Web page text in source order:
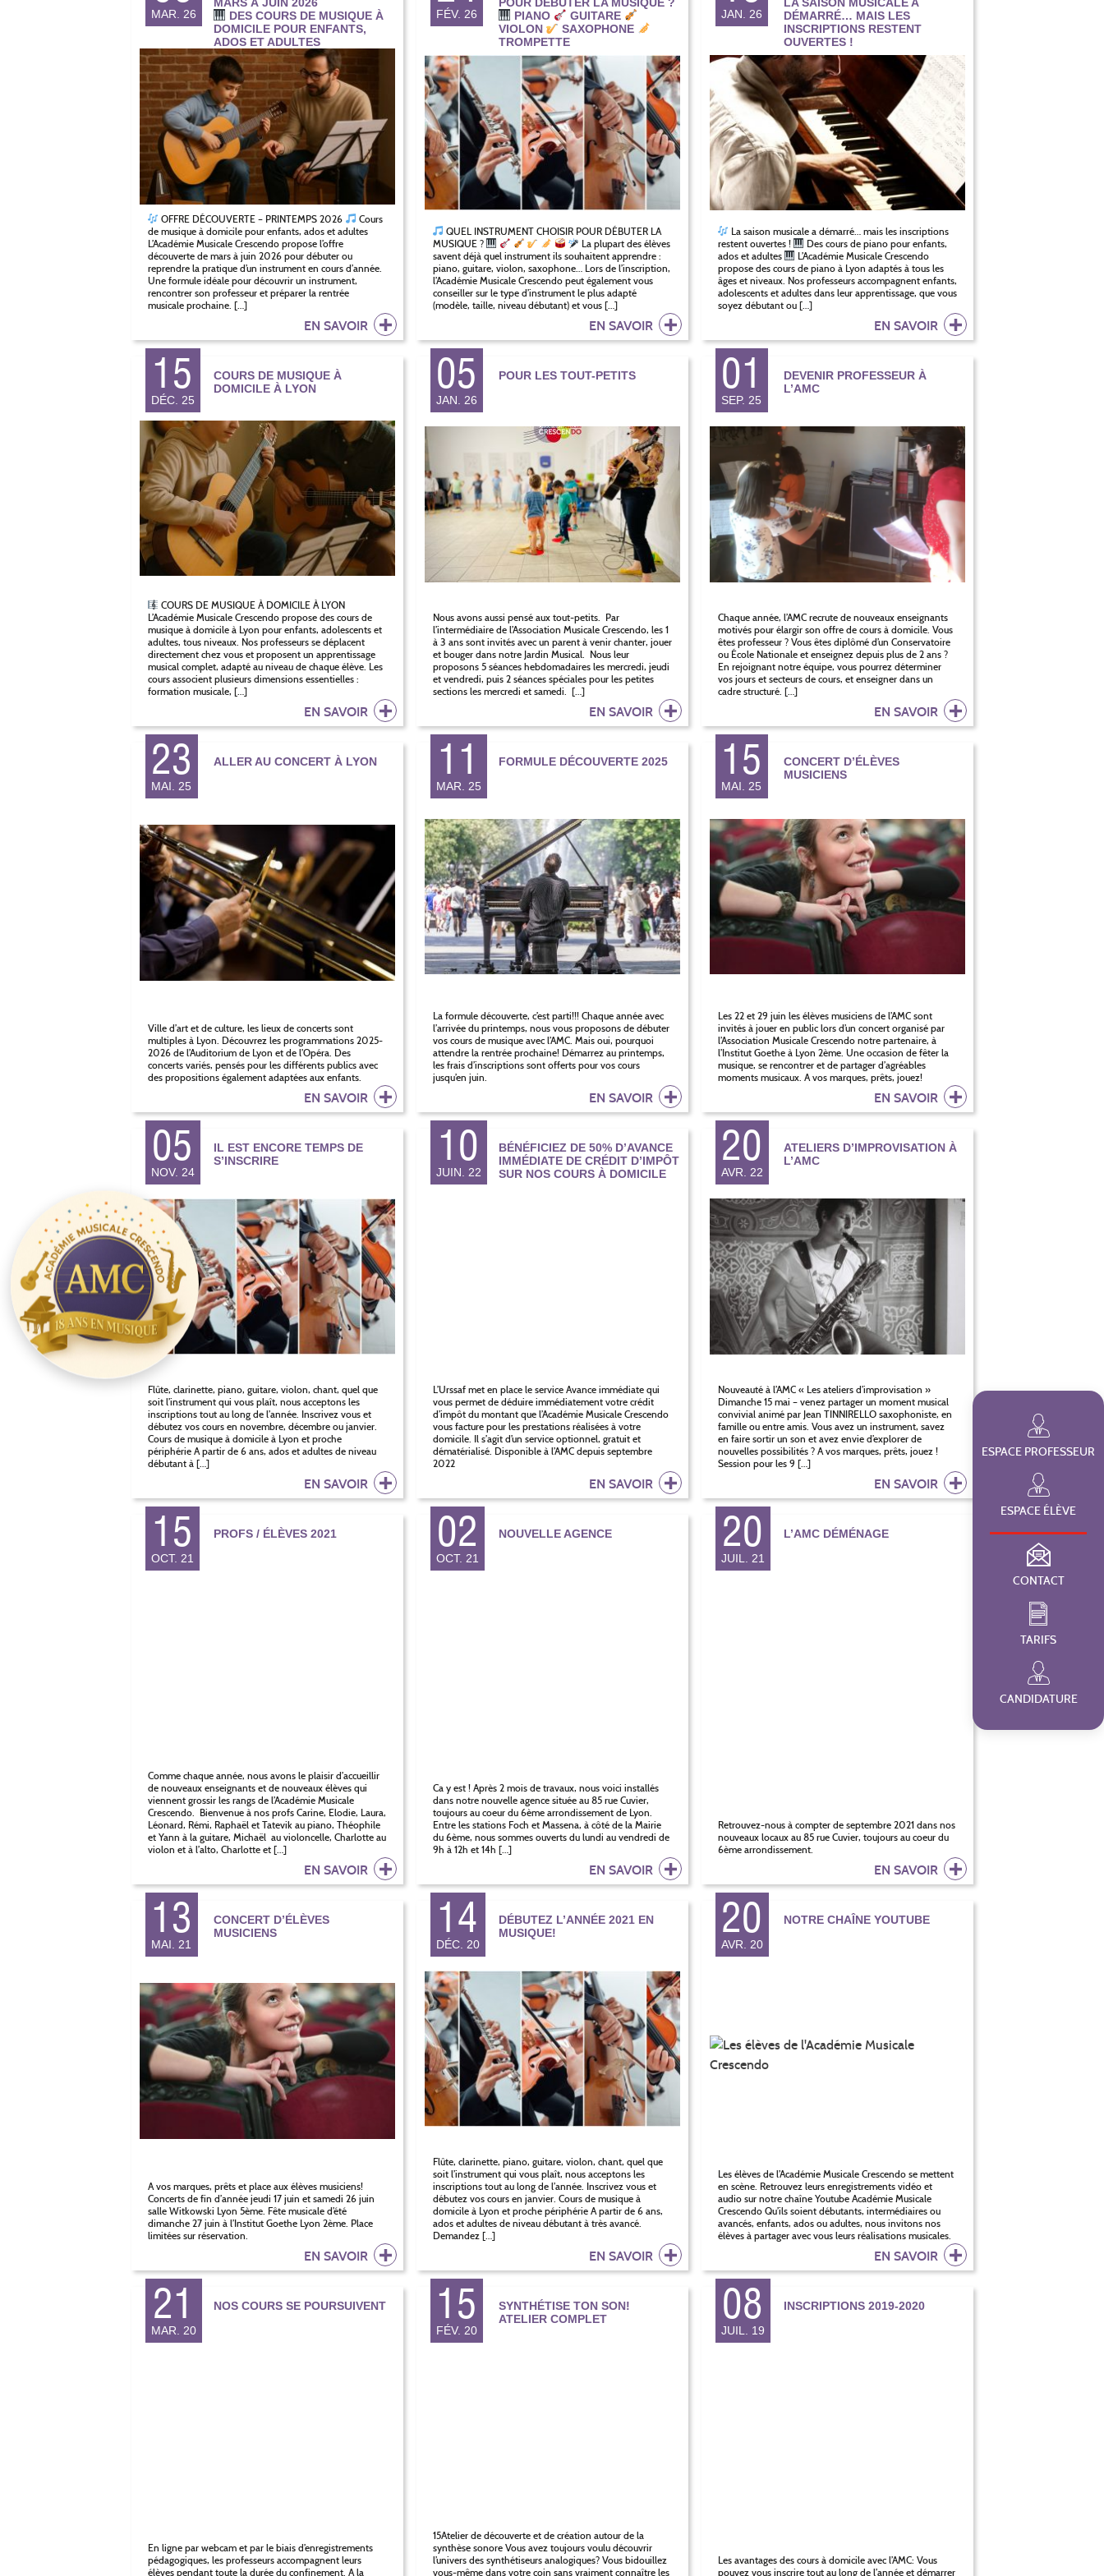
ESPACE PROFESSEUR
ESPACE ÉLÈVE
CONTACT
TARIFS
CANDIDATURE
MAR. 26
DES COURS DE MUSIQUE À
DOMICILE POUR ENFANTS,
ADOS ET ADULTES
OFFRE DÉCOUVERTE – PRINTEMPS 2026
Cours
de musique à domicile pour enfants, ados et adultes
L’Académie Musicale Crescendo propose l’offre
découverte de mars à juin 2026 pour débuter ou
reprendre la pratique d’un instrument en cours d’année.
Une formule idéale pour découvrir un instrument,
rencontrer son professeur et préparer la rentrée
musicale prochaine. […]
EN SAVOIR
FÉV. 26
PIANO
GUITARE
VIOLON
SAXOPHONE
TROMPETTE
QUEL INSTRUMENT CHOISIR POUR DÉBUTER LA
MUSIQUE ?
La plupart des élèves
savent déjà quel instrument ils souhaitent apprendre :
piano, guitare, violon, saxophone… Lors de l’inscription,
l’Académie Musicale Crescendo peut également vous
conseiller sur le type d’instrument le plus adapté
(modèle, taille, niveau débutant) et vous […]
EN SAVOIR
JAN. 26
DÉMARRÉ… MAIS LES
INSCRIPTIONS RESTENT
OUVERTES !
La saison musicale a démarré… mais les inscriptions
restent ouvertes !
Des cours de piano pour enfants,
ados et adultes
L’Académie Musicale Crescendo
propose des cours de piano à Lyon adaptés à tous les
âges et niveaux. Nos professeurs accompagnent enfants,
adolescents et adultes dans leur apprentissage, que vous
soyez débutant ou […]
EN SAVOIR
15
DÉC. 25
COURS DE MUSIQUE À
DOMICILE À LYON
COURS DE MUSIQUE À DOMICILE À LYON
L’Académie Musicale Crescendo propose des cours de
musique à domicile à Lyon pour enfants, adolescents et
adultes, tous niveaux. Nos professeurs se déplacent
directement chez vous et proposent un apprentissage
musical complet, adapté au niveau de chaque élève. Les
cours associent plusieurs dimensions essentielles :
formation musicale, […]
EN SAVOIR
05
JAN. 26
POUR LES TOUT-PETITS
Nous avons aussi pensé aux tout-petits. Par
l’intermédiaire de l’Association Musicale Crescendo, les 1
à 3 ans sont invités avec un parent à venir chanter, jouer
et bouger dans notre Jardin Musical. Nous leur
proposons 5 séances hebdomadaires les mercredi, jeudi
et vendredi, puis 2 séances spéciales pour les petites
sections les mercredi et samedi. […]
EN SAVOIR
01
SEP. 25
DEVENIR PROFESSEUR À
L’AMC
Chaque année, l’AMC recrute de nouveaux enseignants
motivés pour élargir son offre de cours à domicile. Vous
êtes professeur ? Vous êtes diplômé d’un Conservatoire
ou École Nationale et enseignez depuis plus de 2 ans ?
En rejoignant notre équipe, vous pourrez déterminer
vos jours et secteurs de cours, et enseigner dans un
cadre structuré. […]
EN SAVOIR
23
MAI. 25
ALLER AU CONCERT À LYON
Ville d’art et de culture, les lieux de concerts sont
multiples à Lyon. Découvrez les programmations 2025-
2026 de l’Auditorium de Lyon et de l’Opéra. Des
concerts variés, pensés pour les différents publics avec
des propositions également adaptées aux enfants.
EN SAVOIR
11
MAR. 25
FORMULE DÉCOUVERTE 2025
La formule découverte, c’est parti!!! Chaque année avec
l’arrivée du printemps, nous vous proposons de débuter
vos cours de musique avec l’AMC. Mais oui, pourquoi
attendre la rentrée prochaine! Démarrez au printemps,
les frais d’inscriptions sont offerts pour vos cours
jusqu’en juin.
EN SAVOIR
15
MAI. 25
CONCERT D’ÉLÈVES
MUSICIENS
Les 22 et 29 juin les élèves musiciens de l’AMC sont
invités à jouer en public lors d’un concert organisé par
l’Association Musicale Crescendo notre partenaire, à
l’Institut Goethe à Lyon 2ème. Une occasion de fêter la
musique, se rencontrer et de partager d’agréables
moments musicaux. A vos marques, prêts, jouez!
EN SAVOIR
05
NOV. 24
IL EST ENCORE TEMPS DE
S’INSCRIRE
Flûte, clarinette, piano, guitare, violon, chant, quel que
soit l’instrument qui vous plaît, nous acceptons les
inscriptions tout au long de l’année. Inscrivez vous et
débutez vos cours en novembre, décembre ou janvier.
Cours de musique à domicile à Lyon et proche
périphérie A partir de 6 ans, ados et adultes de niveau
débutant à […]
EN SAVOIR
10
JUIN. 22
BÉNÉFICIEZ DE 50% D’AVANCE
IMMÉDIATE DE CRÉDIT D’IMPÔT
SUR NOS COURS À DOMICILE
L’Urssaf met en place le service Avance immédiate qui
vous permet de déduire immédiatement votre crédit
d’impôt du montant que l’Académie Musicale Crescendo
vous facture pour les prestations réalisées à votre
domicile. Il s’agit d’un service optionnel, gratuit et
dématérialisé. Disponible à l’AMC depuis septembre
2022
EN SAVOIR
20
AVR. 22
ATELIERS D’IMPROVISATION À
L’AMC
Nouveauté à l’AMC « Les ateliers d’improvisation »
Dimanche 15 mai – venez partager un moment musical
convivial animé par Jean TINNIRELLO saxophoniste, en
famille ou entre amis. Vous avez un instrument, savez
en faire sortir un son et avez envie d’explorer de
nouvelles possibilités ? A vos marques, prêts, jouez !
Session pour les 9 […]
EN SAVOIR
15
OCT. 21
PROFS / ÉLÈVES 2021
Comme chaque année, nous avons le plaisir d’accueillir
de nouveaux enseignants et de nouveaux élèves qui
viennent grossir les rangs de l’Académie Musicale
Crescendo. Bienvenue à nos profs Carine, Elodie, Laura,
Léonard, Rémi, Raphaël et Tatevik au piano, Théophile
et Yann à la guitare, Michaël au violoncelle, Charlotte au
violon et à l’alto, Charlotte et […]
EN SAVOIR
02
OCT. 21
NOUVELLE AGENCE
Ca y est ! Après 2 mois de travaux, nous voici installés
dans notre nouvelle agence située au 85 rue Cuvier,
toujours au coeur du 6ème arrondissement de Lyon.
Entre les stations Foch et Massena, à côté de la Mairie
du 6ème, nous sommes ouverts du lundi au vendredi de
9h à 12h et 14h […]
EN SAVOIR
20
JUIL. 21
L’AMC DÉMÉNAGE
Retrouvez-nous à compter de septembre 2021 dans nos
nouveaux locaux au 85 rue Cuvier, toujours au coeur du
6ème arrondissement.
EN SAVOIR
13
MAI. 21
CONCERT D’ÉLÈVES
MUSICIENS
A vos marques, prêts et place aux élèves musiciens!
Concerts de fin d’année jeudi 17 juin et samedi 26 juin
salle Witkowski Lyon 5ème. Fête musicale d’été
dimanche 27 juin à l’Institut Goethe Lyon 2ème. Place
limitées sur réservation.
EN SAVOIR
14
DÉC. 20
DÉBUTEZ L’ANNÉE 2021 EN
MUSIQUE!
Flûte, clarinette, piano, guitare, violon, chant, quel que
soit l’instrument qui vous plaît, nous acceptons les
inscriptions tout au long de l’année. Inscrivez vous et
débutez vos cours en janvier. Cours de musique à
domicile à Lyon et proche périphérie A partir de 6 ans,
ados et adultes de niveau débutant à très avancé.
Demandez […]
EN SAVOIR
20
AVR. 20
NOTRE CHAÎNE YOUTUBE
Les élèves de l’Académie Musicale Crescendo se mettent
en scène. Retrouvez leurs enregistrements vidéo et
audio sur notre chaîne Youtube Académie Musicale
Crescendo Qu’ils soient débutants, intermédiaires ou
avancés, enfants, ados ou adultes, nous invitons nos
élèves à partager avec vous leurs réalisations musicales.
EN SAVOIR
21
MAR. 20
NOS COURS SE POURSUIVENT
En ligne par webcam et par le biais d’enregistrements
pédagogiques, les professeurs accompagnent leurs
élèves pendant toute la durée du confinement. A la
15
FÉV. 20
SYNTHÉTISE TON SON!
ATELIER COMPLET
15Atelier de découverte et de création autour de la
synthèse sonore Vous avez toujours voulu découvrir
l’univers des synthétiseurs analogiques? Vous bidouillez
vous-même dans votre coin sans vraiment connaître les
08
JUIL. 19
INSCRIPTIONS 2019-2020
Les avantages des cours à domicile avec l’AMC: Vous
pouvez vous inscrire tout au long de l’année et démarrer